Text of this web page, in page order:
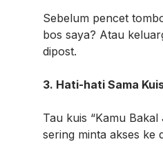
Sebelum pencet
bos saya? Atau
dipost.
3. Hati-hati Sama
Tau kuis “Kamu
sering minta akses ke